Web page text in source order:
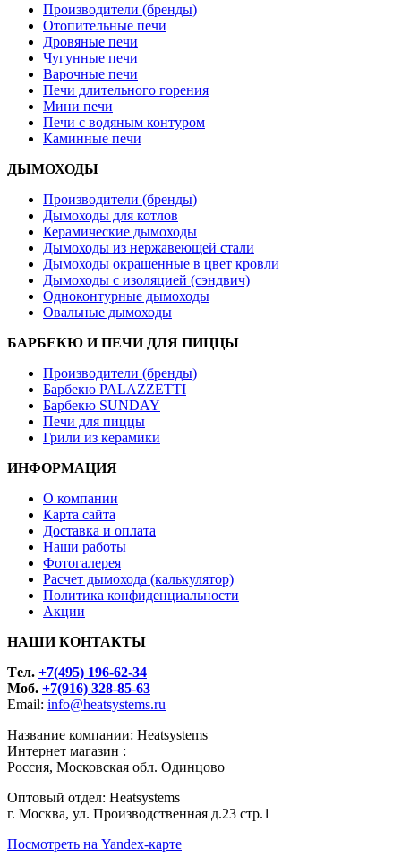
Производители (бренды)
Отопительные печи
Дровяные печи
Чугунные печи
Варочные печи
Печи длительного горения
Мини печи
Печи с водяным контуром
Каминные печи
ДЫМОХОДЫ
Производители (бренды)
Дымоходы для котлов
Керамические дымоходы
Дымоходы из нержавеющей стали
Дымоходы окрашенные в цвет кровли
Дымоходы с изоляцией (сэндвич)
Одноконтурные дымоходы
Овальные дымоходы
БАРБЕКЮ И ПЕЧИ ДЛЯ ПИЦЦЫ
Производители (бренды)
Барбекю PALAZZETTI
Барбекю SUNDAY
Печи для пиццы
Грили из керамики
ИНФОРМАЦИЯ
О компании
Карта сайта
Доставка и оплата
Наши работы
Фотогалерея
Расчет дымохода (калькулятор)
Политика конфиденциальности
Акции
НАШИ КОНТАКТЫ
Tел. +7(495) 196-62-34
Моб. +7(916) 328-85-63
Email: info@heatsystems.ru
Название компании: Heatsystems
Интернет магазин :
Россия, Московская обл. Одинцово
Оптовый отдел: Heatsystems
г. Москва, ул. Производственная д.23 стр.1
Посмотреть на Yandex-карте